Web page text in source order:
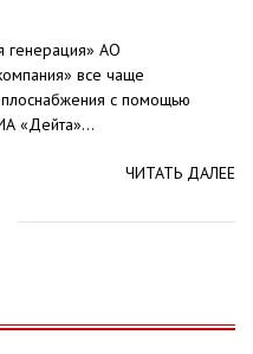
генерация» АО
все чаще
с помощью
«Дейта»...
ЧИТАТЬ ДАЛЕЕ